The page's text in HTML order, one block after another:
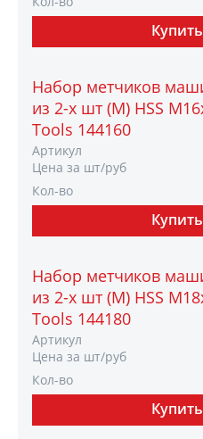
Набор метчиков
из 2-х шт (М) HSS
Tools 144160
Артикул
Цена за шт/руб
Кол-во
Набор метчиков
из 2-х шт (М) HSS
Tools 144180
Артикул
Цена за шт/руб
Кол-во